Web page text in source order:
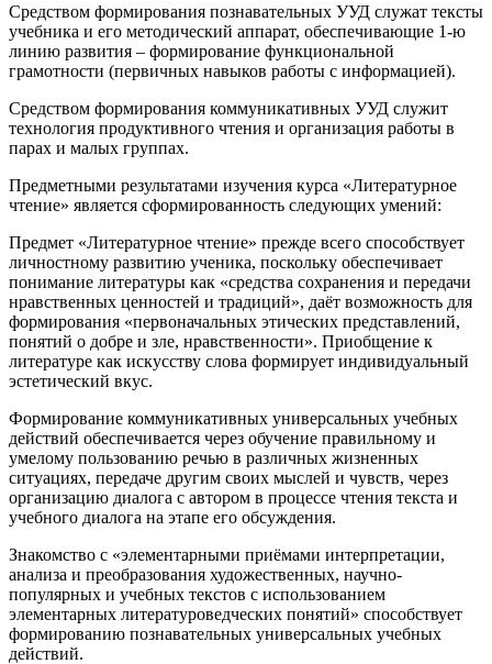
Средством формирования познавательных УУД служат тексты
учебника и его методический аппарат, обеспечивающие 1-ю
линию развития – формирование функциональной
грамотности (первичных навыков работы с информацией).
Средством формирования коммуникативных УУД служит
технология продуктивного чтения и организация работы в
парах и малых группах.
Предметными результатами изучения курса «Литературное
чтение» является сформированность следующих умений:
Предмет «Литературное чтение» прежде всего способствует
личностному развитию ученика, поскольку обеспечивает
понимание литературы как «средства сохранения и передачи
нравственных ценностей и традиций», даёт возможность для
формирования «первоначальных этических представлений,
понятий о добре и зле, нравственности». Приобщение к
литературе как искусству слова формирует индивидуальный
эстетический вкус.
Формирование коммуникативных универсальных учебных
действий обеспечивается через обучение правильному и
умелому пользованию речью в различных жизненных
ситуациях, передаче другим своих мыслей и чувств, через
организацию диалога с автором в процессе чтения текста и
учебного диалога на этапе его обсуждения.
Знакомство с «элементарными приёмами интерпретации,
анализа и преобразования художественных, научно-
популярных и учебных текстов с использованием
элементарных литературоведческих понятий» способствует
формированию познавательных универсальных учебных
действий.